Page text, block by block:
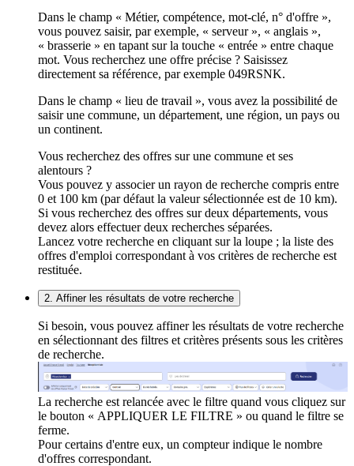
Dans le champ « Métier, compétence, mot-clé, n° d'offre »,
vous pouvez saisir, par exemple, « serveur », « anglais »,
« brasserie » en tapant sur la touche « entrée » entre chaque
mot. Vous recherchez une offre précise ? Saisissez
directement sa référence, par exemple 049RSNK.
Dans le champ « lieu de travail », vous avez la possibilité de
saisir une commune, un département, une région, un pays ou
un continent.
Vous recherchez des offres sur une commune et ses
alentours ?
Vous pouvez y associer un rayon de recherche compris entre
0 et 100 km (par défaut la valeur sélectionnée est de 10 km).
Si vous recherchez des offres sur deux départements, vous
devez alors effectuer deux recherches séparées.
Lancez votre recherche en cliquant sur la loupe ; la liste des
offres d'emploi correspondant à vos critères de recherche est
restituée.
2. Affiner les résultats de votre recherche
Si besoin, vous pouvez affiner les résultats de votre recherche
en sélectionnant des filtres et critères présents sous les critères
de recherche.
La recherche est relancée avec le filtre quand vous cliquez sur
le bouton « APPLIQUER LE FILTRE » ou quand le filtre se
ferme.
Pour certains d'entre eux, un compteur indique le nombre
d'offres correspondant.